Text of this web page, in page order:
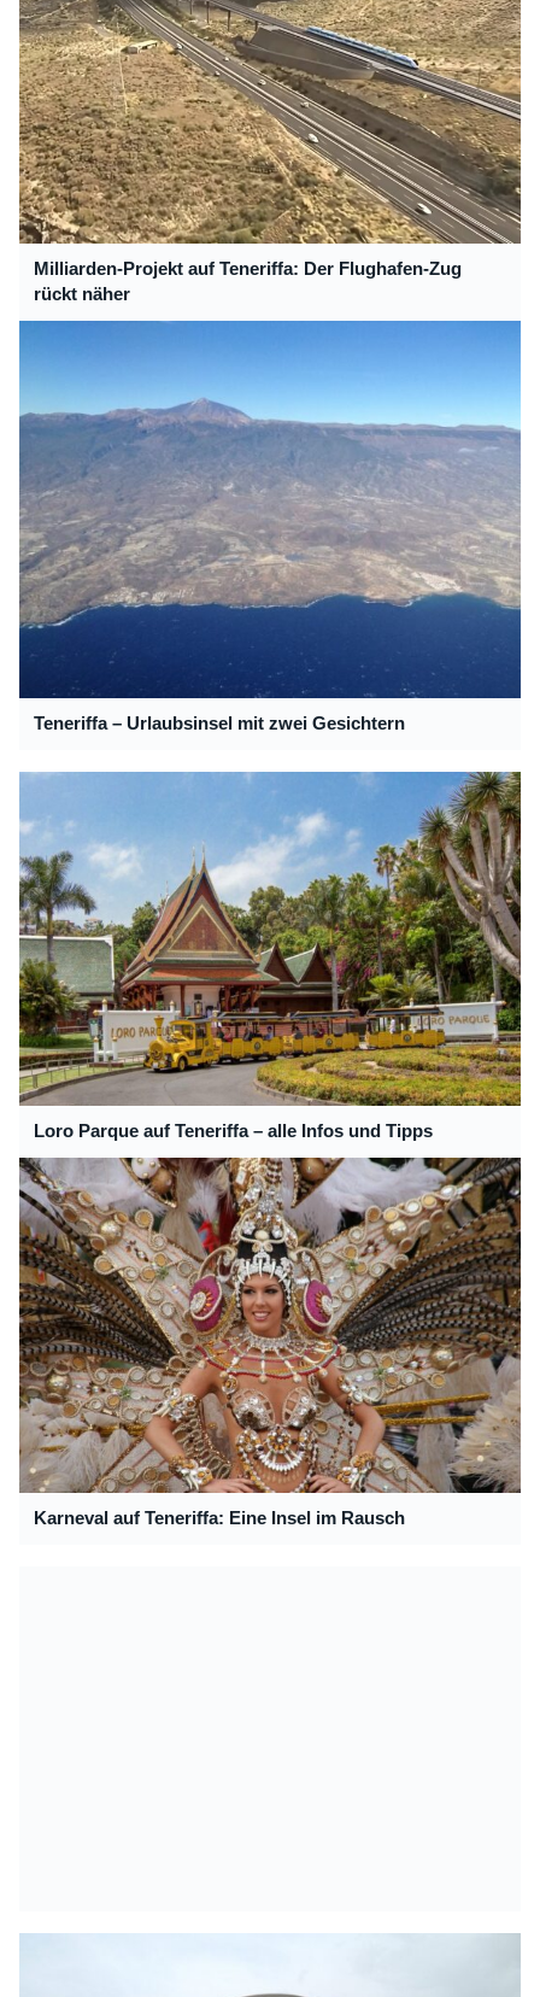
Milliarden-Projekt auf Teneriffa: Der Flughafen-Zug
rückt näher
Teneriffa – Urlaubsinsel mit zwei Gesichtern
Loro Parque auf Teneriffa – alle Infos und Tipps
Karneval auf Teneriffa: Eine Insel im Rausch